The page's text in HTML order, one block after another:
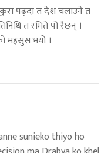
कुरा पढ्दा त देश चलाउने त
त रमिते पो रैछन् ।
महसुस भयो ।
sunieko thiyo ho